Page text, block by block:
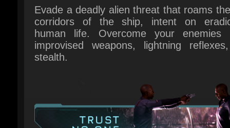
improvised weapons, lightning reflexes,
stealth.